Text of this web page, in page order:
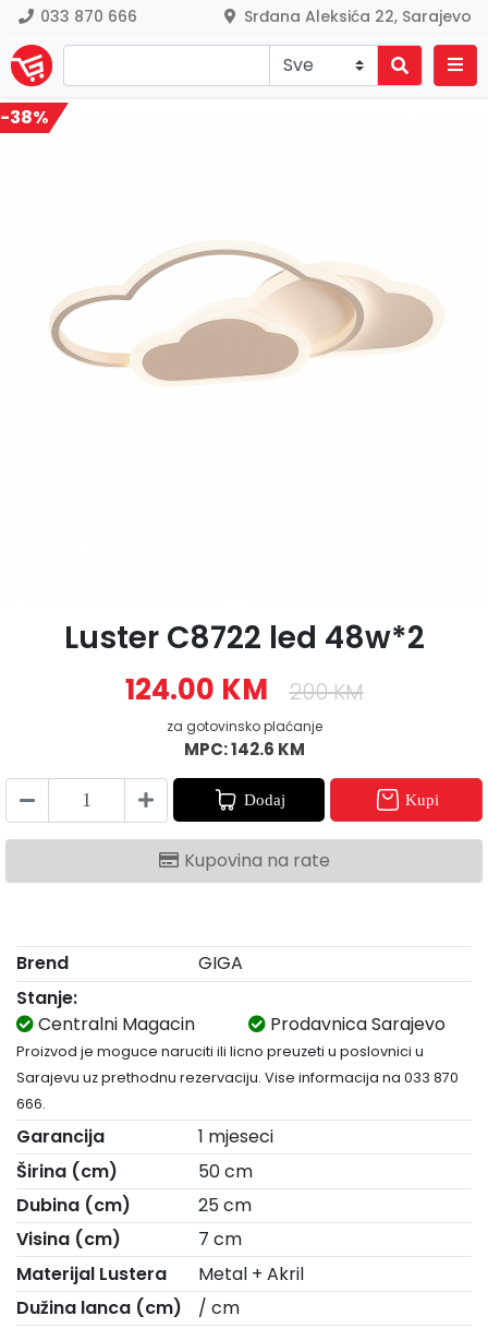
033 870 666 Srđana Aleksića 22, Sarajevo
-38%
Previous
Luster C8722 led 48w*2
124.00 KM 200 KM
za gotovinsko plaćanje
MPC: 142.6 KM
Dodaj Kupi
Kupovina na rate
Brend
GIGA
Stanje:
Centralni Magacin
Prodavnica Sarajevo
Proizvod je moguce naruciti ili licno preuzeti u poslovnici u
Sarajevu uz prethodnu rezervaciju. Vise informacija na 033 870
666.
Garancija
1 mjeseci
Širina (cm)
50 cm
Dubina (cm)
25 cm
Visina (cm)
7 cm
Materijal Lustera
Metal + Akril
Dužina lanca (cm)
/ cm